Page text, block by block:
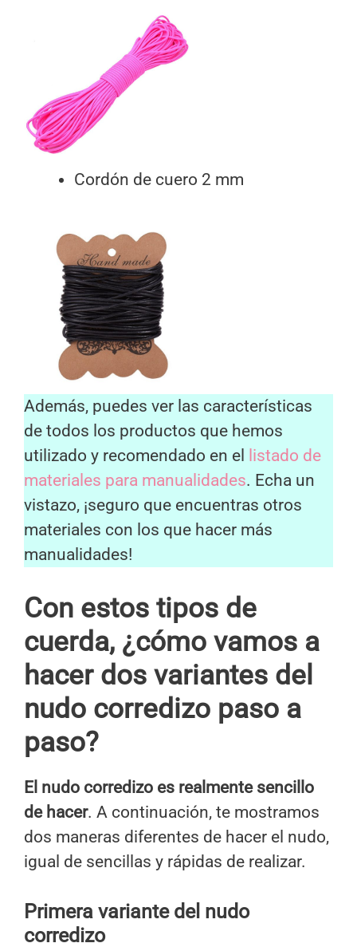
Cordón de cuero 2 mm
Además, puedes ver las características
de todos los productos que hemos
utilizado y recomendado en el
listado de
materiales para manualidades. Echa un
vistazo, ¡seguro que encuentras otros
materiales con los que hacer más
manualidades!
Con estos tipos de
cuerda, ¿cómo vamos a
hacer dos variantes del
nudo corredizo paso a
paso?
El nudo corredizo es realmente sencillo
de hacer. A continuación, te mostramos
dos maneras diferentes de hacer el nudo,
igual de sencillas y rápidas de realizar.
Primera variante del nudo
corredizo